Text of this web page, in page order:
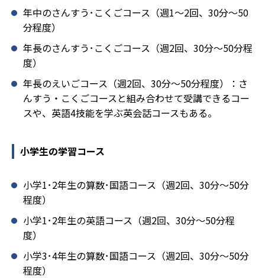
年中のさんすう･こくごコース（週1～2回、30分～50
分程度）
年長のさんすう･こくごコース（週2回、30分～50分程
度）
年長のえいごコース（週2回、30分～50分程度）：さ
んすう・こくごコースと組み合わせて受講できるコー
スや、英語4技能を学ぶ英会話コースもある。
小学生の学習コース
小学1･2年生の算数･国語コース（週2回、30分～50分
程度）
小学1･2年生の英語コース（週2回、30分～50分程
度）
小学3･4年生の算数･国語コース（週2回、30分～50分
程度）